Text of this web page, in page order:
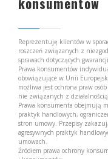
Reprezentuję klientów w
roszczeń związanych z
sprawach dotyczących
Prawa konsumentów
obowiązujące w Unii
możliwa jest ochrona praw
nie związanych z
Prawa konsumenta obejmują
praktyk handlowych,
stron umowy. Przepisy
agresywnych praktyk
umowach.
Źródłem prawa ochrony